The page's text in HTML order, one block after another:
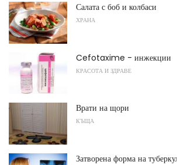
Салата с боб и колбаси
ХРАНА
Cefotaxime - инжекции
КРАСОТА И ЗДРАВЕ
Врати на щори
КЪЩА
Затворена форма на